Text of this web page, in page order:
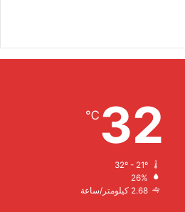
32
℃
الرطوبة:
الرياح: